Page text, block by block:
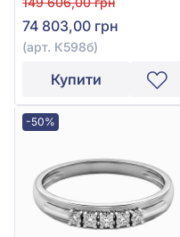
74 803,00 грн
(арт. К598б)
Купити
-50%